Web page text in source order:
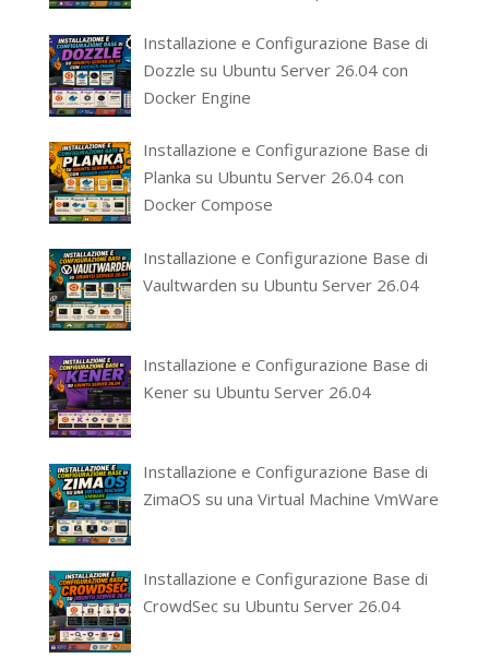
Installazione e Configurazione Base di
Dozzle su Ubuntu Server 26.04 con
Docker Engine
Installazione e Configurazione Base di
Planka su Ubuntu Server 26.04 con
Docker Compose
Installazione e Configurazione Base di
Vaultwarden su Ubuntu Server 26.04
Installazione e Configurazione Base di
Kener su Ubuntu Server 26.04
Installazione e Configurazione Base di
ZimaOS su una Virtual Machine VmWare
Installazione e Configurazione Base di
CrowdSec su Ubuntu Server 26.04